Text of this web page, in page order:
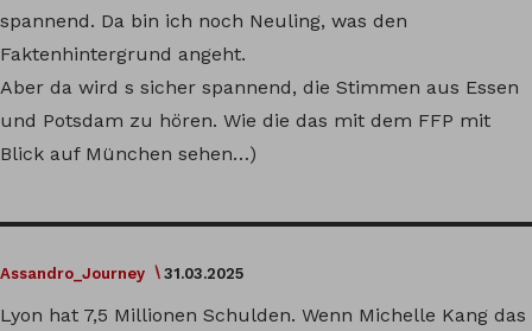
spannend. Da bin ich noch Neuling, was den
Faktenhintergrund angeht.
Aber da wird s sicher spannend, die Stimmen aus Essen
und Potsdam zu hören. Wie die das mit dem FFP mit
Blick auf München sehen…)
Assandro_Journey 31.03.2025
Lyon hat 7,5 Millionen Schulden. Wenn Michelle Kang das